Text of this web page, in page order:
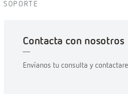
SOPORTE
Contacta con nosotros
Envíanos tu consulta y